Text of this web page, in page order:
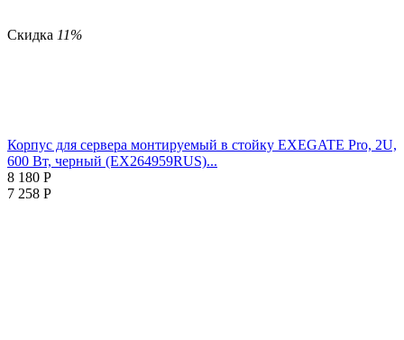
Скидка 11%
Корпус для сервера монтируемый в стойку EXEGATE Pro, 2U,
600 Вт, черный (EX264959RUS)...
8 180 Р
7 258 Р